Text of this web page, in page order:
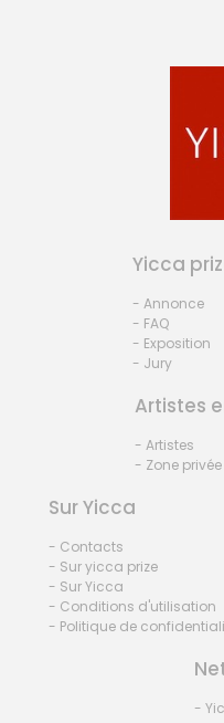
Yicca
- Annonce
- FAQ
- Exposition
- Jury
Artistes
- Artistes
- Zone privée
Sur Yicca
- Contacts
- Sur yicca prize
- Sur Yicca
- Conditions d'utilisation
- Politique de
-